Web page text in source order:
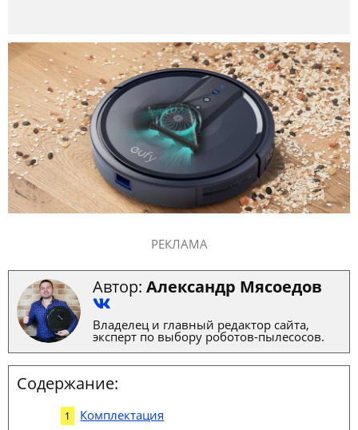
РЕКЛАМА
Автор: Александр Мясоедов
Владелец и главный редактор сайта,
эксперт по выбору роботов-пылесосов.
Содержание:
Комплектация